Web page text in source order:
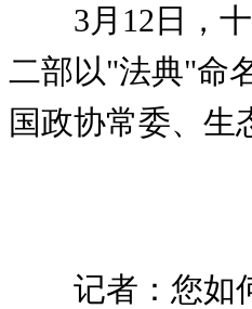
3月12日，
二部以"法典"命
国政协常委、生
记者：您如